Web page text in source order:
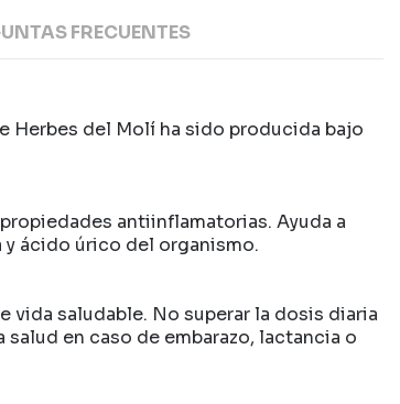
FRECUENTES
Herbes del Molí ha sido producida bajo
antiinflamatorias. Ayuda a
ácido úrico del organismo.
saludable. No superar la dosis diaria
en caso de embarazo, lactancia o